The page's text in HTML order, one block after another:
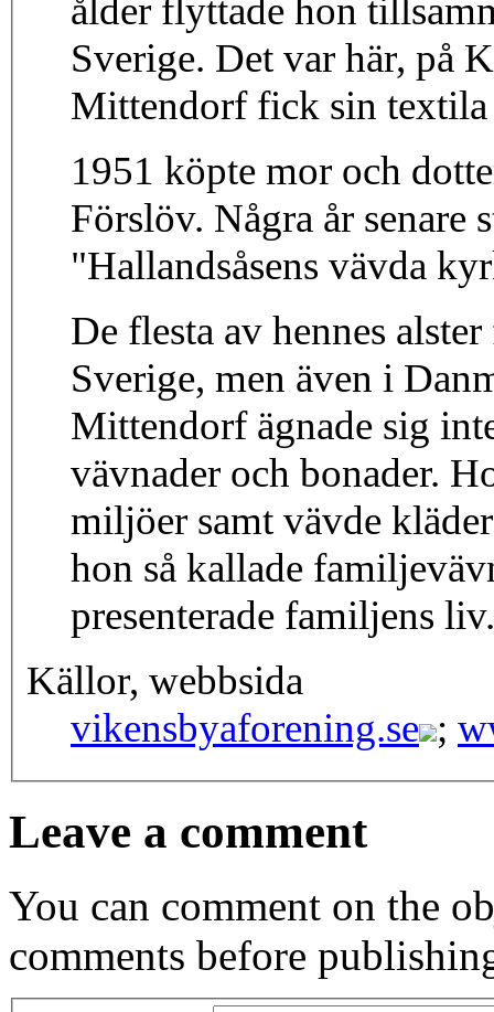
ålder flyttade hon
Sverige. Det var här, på
Mittendorf fick sin
1951 köpte mor och
Förslöv. Några år senare
"Hallandsåsens vävda
De flesta av hennes
Sverige, men även i
Mittendorf ägnade sig
vävnader och bonader.
miljöer samt vävde
hon så kallade
presenterade familjens liv.
Källor, webbsida
vikensbyaforening.se ;
Leave a comment
You can comment on the
comments before